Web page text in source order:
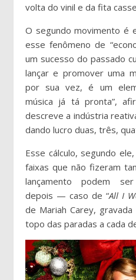
volta do vinil e da fita
O segundo movimento é
esse fenômeno de
um sucesso do passado
lançar e promover uma
por sua vez, é um
música já tá pronta”,
descreve a indústria
dando lucro duas, três,
Esse cálculo, segundo
faixas que não fizeram
lançamento podem
depois — caso de “All I
de Mariah Carey,
topo das paradas a cada